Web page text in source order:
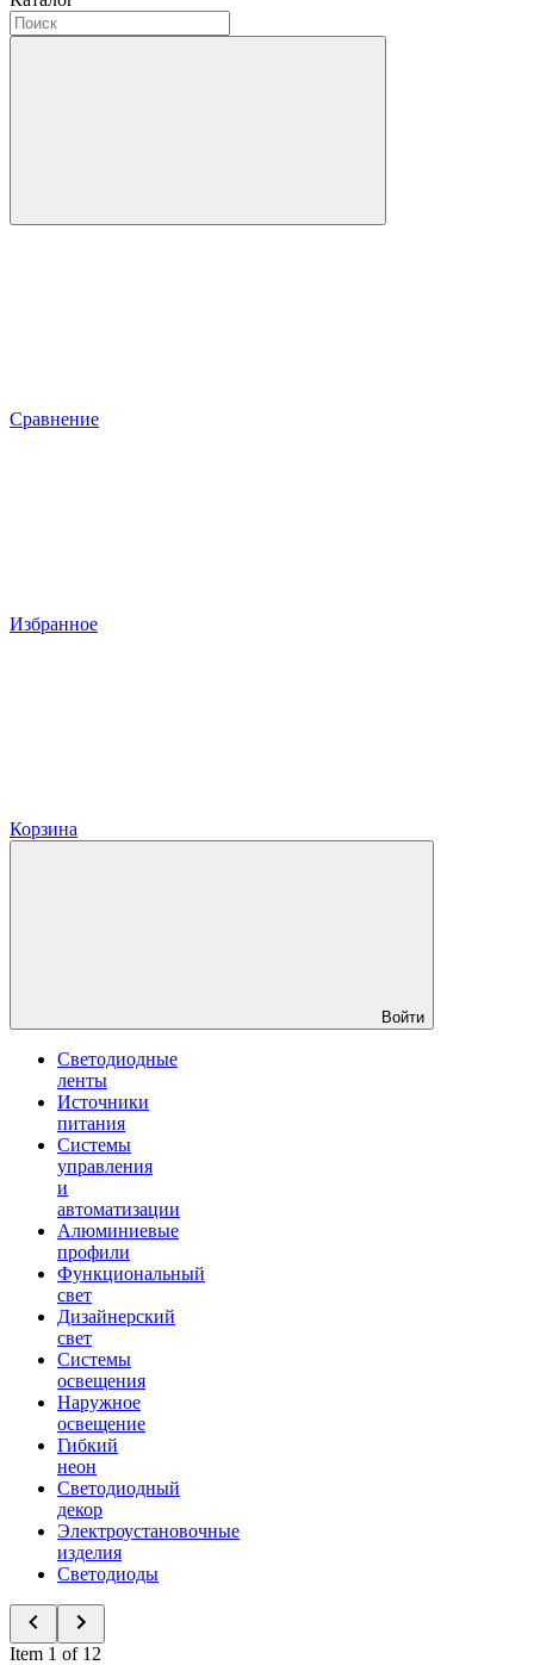
Сравнение
Избранное
Корзина
Войти
Светодиодные
ленты
Источники
питания
Системы
управления
и
автоматизации
Алюминиевые
профили
Функциональный
свет
Дизайнерский
свет
Системы
освещения
Наружное
освещение
Гибкий
неон
Светодиодный
декор
Электроустановочные
изделия
Светодиоды
Item 1 of 12